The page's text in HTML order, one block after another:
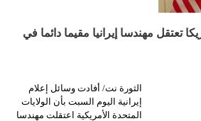
تعتقل مهندسا إيرانيا مقيما دائما في
الثورة نت/ أفادت وسائل إعلام
إيرانية اليوم السبت بأن الولايات
المتحدة الأمريكية اعتقلت مهندسا